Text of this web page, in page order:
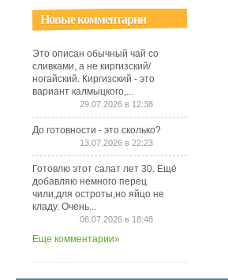
Новые комментарии
Это описан обычный чай со
сливками, а не киргизский/
ногайский. Киргизский - это
вариант калмыцкого,...
29.07.2026 в 12:38
До готовности - это сколько?
13.07.2026 в 22:23
Готовлю этот салат лет 30. Ещё
добавляю немного перец
чили,для остроты,но яйцо не
кладу. Очень...
06.07.2026 в 18:48
Еще комментарии»